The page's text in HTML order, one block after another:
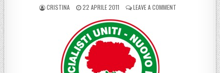
POSTED BY
CRISTINA POSTED ON
22 APRILE 2011 LEAVE A COMMENTON REGGIO